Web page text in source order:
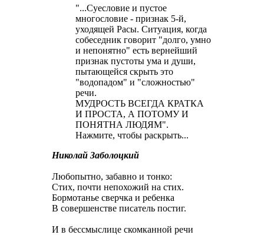
"...Суесловие и пустое
многословие - признак 5-й,
уходящей Расы. Ситуация, когда
собеседник говорит "долго, умно
и непонятно" есть вернейший
признак пустоты ума и души,
пытающейся скрыть это
"водопадом" и "сложностью"
речи.
МУДРОСТЬ ВСЕГДА КРАТКА
И ПРОСТА, А ПОТОМУ И
ПОНЯТНА ЛЮДЯМ".
Нажмите, чтобы раскрыть...
Николай Заболоцкий
Любопытно, забавно и тонко:
Стих, почти непохожий на стих.
Бормотанье сверчка и ребенка
В совершенстве писатель постиг.
И в бессмыслице скомканной речи